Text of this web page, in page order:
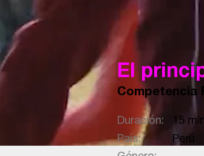
El
Competencia
Duración:
15 min
País:
Perú